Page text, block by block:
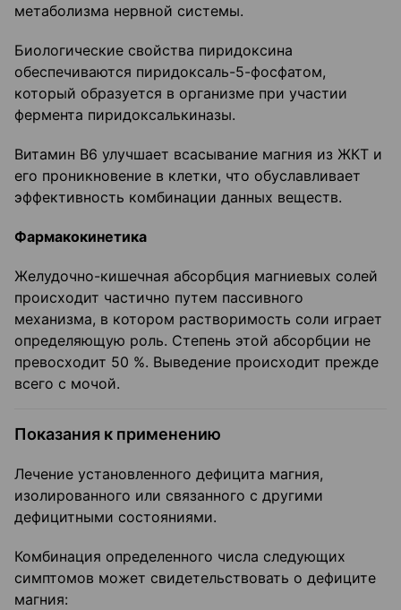
метаболизма нервной системы.
Биологические свойства пиридоксина
обеспечиваются пиридоксаль-5-фосфатом,
который образуется в организме при участии
фермента пиридоксалькиназы.
Витамин В6 улучшает всасывание магния из ЖКТ и
его проникновение в клетки, что обуславливает
эффективность комбинации данных веществ.
Фармакокинетика
Желудочно-кишечная абсорбция магниевых солей
происходит частично путем пассивного
механизма, в котором растворимость соли играет
определяющую роль. Степень этой абсорбции не
превосходит 50 %. Выведение происходит прежде
всего с мочой.
Показания к применению
Лечение установленного дефицита магния,
изолированного или связанного с другими
дефицитными состояниями.
Комбинация определенного числа следующих
симптомов может свидетельствовать о дефиците
магния: